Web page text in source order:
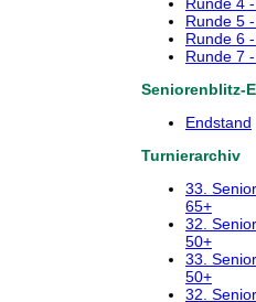
Runde 5
Runde 6
Runde 7
Seniorenblitz-
Endstand
Turnierarchiv
33.
65+
32.
50+
33.
50+
32.